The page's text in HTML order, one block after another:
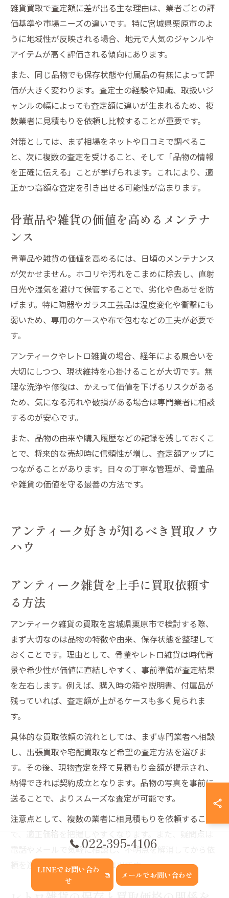
雑貨買取で査定額に差が出る主な理由は、業者ごとの評
価基準や市場ニーズの違いです。特に宮城県栗原市のよ
うに地域性が反映される場合、地元で人気のジャンルや
アイテムが高く評価される傾向にあります。
また、同じ品物でも保存状態や付属品の有無によって評
価が大きく変わります。査定士の経験や知識、取扱いジ
ャンルの幅によっても査定額に違いが生まれるため、複
数業者に見積もりを依頼し比較することが重要です。
対策としては、まず相場をネットや口コミで調べるこ
と、次に複数の査定を受けること、そして「品物の情報
を正確に伝える」ことが挙げられます。これにより、適
正かつ高額な査定を引き出せる可能性が高まります。
骨董品や雑貨の価値を高めるメンテナ
ンス
骨董品や雑貨の価値を高めるには、日頃のメンテナンス
が欠かせません。ホコリや汚れをこまめに除去し、直射
日光や湿気を避けて保管することで、劣化や色あせを防
げます。特に陶器やガラス工芸品は温度変化や衝撃にも
弱いため、専用のケースや布で包むなどの工夫が必要で
す。
アンティークやレトロ雑貨の場合、経年による風合いを
大切にしつつ、現状維持を心掛けることが大切です。無
理な洗浄や修復は、かえって価値を下げるリスクがある
ため、気になる汚れや破損がある場合は専門業者に相談
するのが安心です。
また、品物の由来や購入履歴などの記録を残しておくこ
とで、将来的な売却時に信頼性が増し、査定額アップに
つながることがあります。日々の丁寧な管理が、骨董品
や雑貨の価値を守る最善の方法です。
アンティーク好きが知るべき買取ノウ
ハウ
アンティーク雑貨を上手に買取依頼す
る方法
アンティーク雑貨の買取を宮城県栗原市で検討する際、
まず大切なのは品物の特徴や由来、保存状態を整理して
おくことです。理由として、骨董やレトロ雑貨は時代背
景や希少性が価値に直結しやすく、事前準備が査定結果
を左右します。例えば、購入時の箱や説明書、付属品が
残っていれば、査定額が上がるケースも多く見られま
す。
具体的な買取依頼の流れとしては、まず専門業者へ相談
し、出張買取や宅配買取など希望の査定方法を選びま
す。その後、現物査定を経て見積もり金額が提示され、
納得できれば契約成立となります。品物の写真を事前に
送ることで、よりスムーズな査定が可能です。
注意点として、複数の業者に相見積もりを依頼すること
で、適正価格を把握しやすくなります。また、疑問点は
電話やメールで気軽に相談し、不明点を解消してから依
頼を進めるのが失敗しないコツです。
022-395-4106
LINEでお問い合わ
せ
メールでお問い合わせ